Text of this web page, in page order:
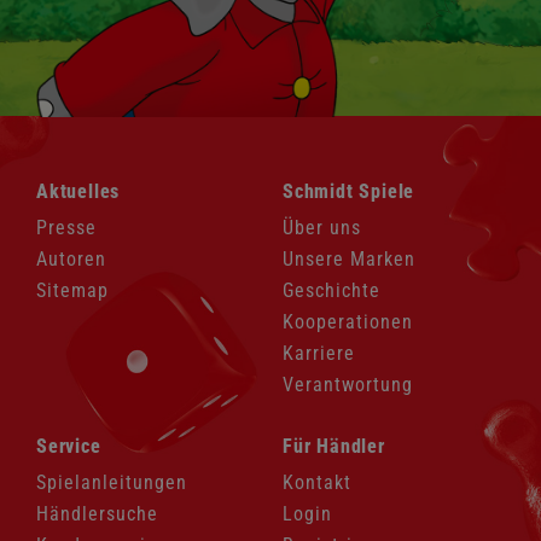
Navigation
überspringen
Aktuelles
Presse
Autoren
Sitemap
Navigation
überspringen
Schmidt Spiele
Über uns
Unsere Marken
Geschichte
Kooperationen
Karriere
Verantwortung
Navigation
überspringen
Service
Spielanleitungen
Händlersuche
Navigation
überspringen
Für Händler
Kontakt
Login